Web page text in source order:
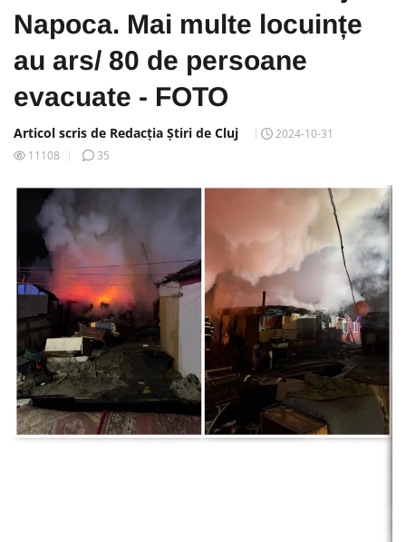
Napoca. Mai multe locuințe
au ars/ 80 de persoane
evacuate - FOTO
Articol scris de Redacția Știri de Cluj
2024-10-31
11108
35